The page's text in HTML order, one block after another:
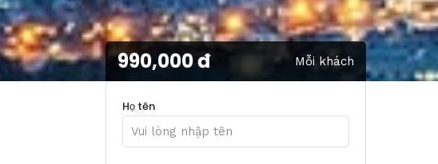
990,000 đ Mỗi khách
Họ tên